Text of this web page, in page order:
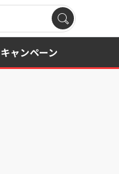
ャンペーン